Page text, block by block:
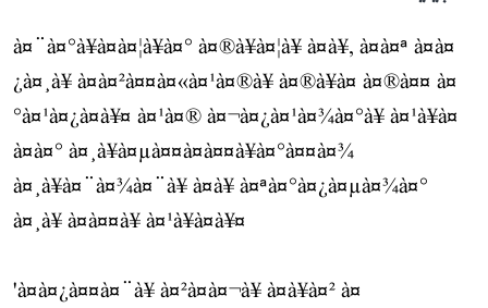
à¤¨à¤°à¥à¤à¤¦à¥à¤° à¤®à¥à¤¦à¥ à¤à¥, à¤à¤ª à¤à¤
¿à¤¸à¥ à¤à¤²à¤¤à¤«à¤¹à¤®à¥ à¤®à¥à¤ à¤®à¤¤ à¤
°à¤¹à¤¿à¤à¥¤ à¤¹à¤® à¤¬à¤¿à¤¹à¤¾à¤°à¥ à¤¹à¥à¤
à¤à¤° à¤¸à¥à¤µà¤¤à¤à¤¤à¥à¤°à¤¤à¤¾
à¤¸à¥à¤¨à¤¾à¤¨à¥ à¤à¥ à¤ªà¤°à¤¿à¤µà¤¾à¤°
à¤¸à¥ à¤à¤¤à¥ à¤¹à¥à¤à¥¤
'à¤à¤¿à¤¤à¤¨à¥ à¤²à¤à¤¬à¥ à¤à¥à¤² à¤